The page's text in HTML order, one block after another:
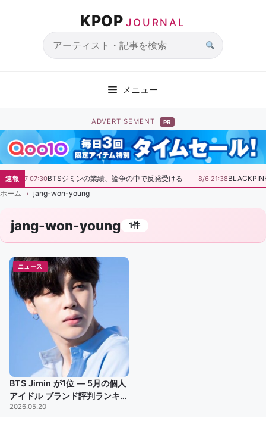
プ
KPOP JOURNAL
サ
メニュー
ADVERTISEMENT PR
速報8/7 07:30BTSジミンの業績、論争の中で反発受ける 8/6 21:38
ホーム
jang-won-young
jang-won-young 1件
ニュース
BTS Jimin が1位 — 5月の個人
アイドル ブランド評判ランキン
グ、IVE Jang Won Young が2
位、Jungkook 3位 V 4位と続
2026.05.20